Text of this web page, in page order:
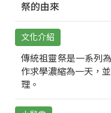
祭的由來
文化介紹
傳統祖靈祭是一系列
作求學濃縮為一天，
理。